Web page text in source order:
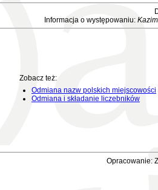
Informacja o występowaniu:
Zobacz też:
Odmiana nazw polskich miejscowości
Odmiana i składanie liczebników
Opracowanie: